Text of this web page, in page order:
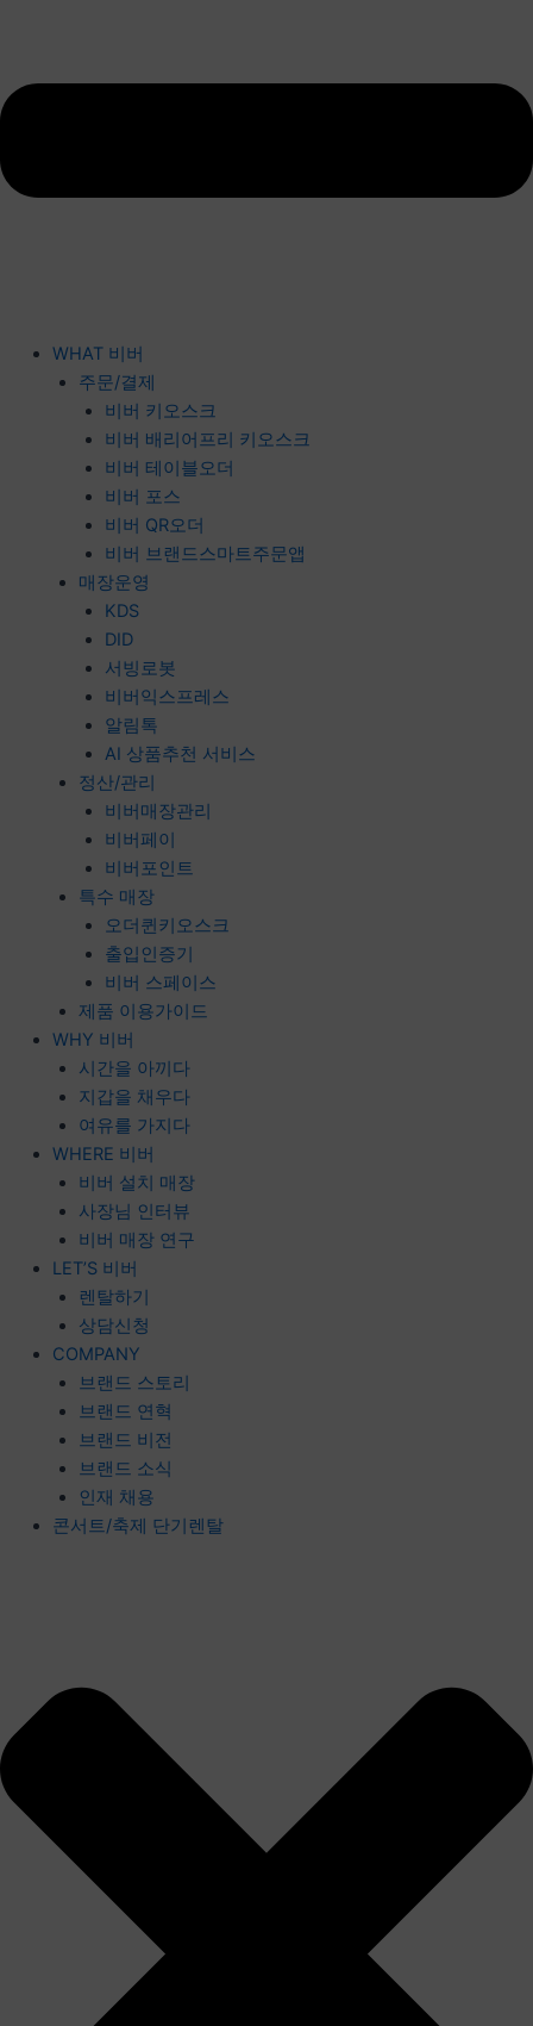
WHAT 비버
주문/결제
비버 키오스크
비버 배리어프리 키오스크
비버 테이블오더
비버 포스
비버 QR오더
비버 브랜드스마트주문앱
매장운영
KDS
DID
서빙로봇
비버익스프레스
알림톡
AI 상품추천 서비스
정산/관리
비버매장관리
비버페이
비버포인트
특수 매장
오더퀸키오스크
출입인증기
비버 스페이스
제품 이용가이드
WHY 비버
시간을 아끼다
지갑을 채우다
여유를 가지다
WHERE 비버
비버 설치 매장
사장님 인터뷰
비버 매장 연구
LET’S 비버
렌탈하기
상담신청
COMPANY
브랜드 스토리
브랜드 연혁
브랜드 비전
브랜드 소식
인재 채용
콘서트/축제 단기렌탈